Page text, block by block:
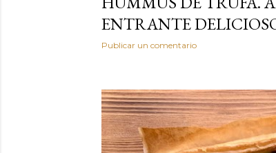
ENTRANTE
Publicar un comentario